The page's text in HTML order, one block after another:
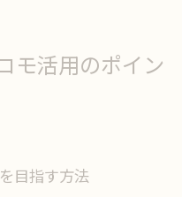
モ活用のポイン
目指す方法